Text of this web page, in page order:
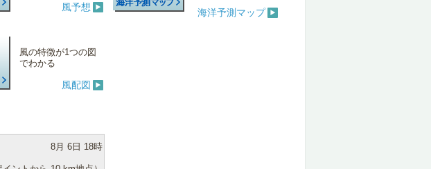
風予想 海洋予測マップ
風の特徴が1つの図
でわかる
風配図
8月 6日 18時